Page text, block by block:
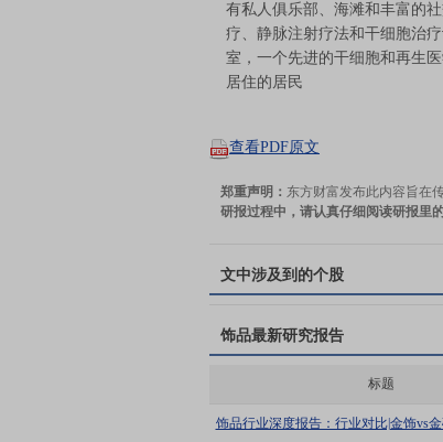
有私人俱乐部、海滩和丰富的
疗、静脉注射疗法和干细胞治
室，一个先进的干细胞和再生
居住的居民
查看PDF原文
郑重声明： 东方财富发布此内容旨在
研报过程中，请认真仔细阅读研报里
文中涉及到的个股
饰品最新研究报告
标题
饰品行业深度报告：行业对比|金饰vs